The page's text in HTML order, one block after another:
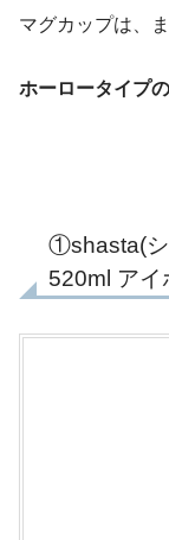
マグカップは、
ホーロータイプ
①shasta(シ
520ml アイ